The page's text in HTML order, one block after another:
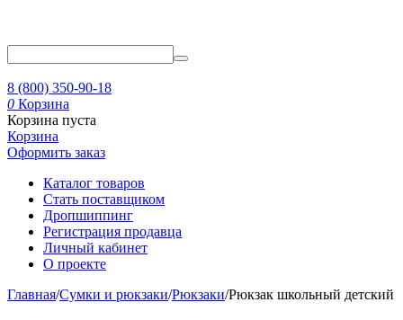
8 (800) 350-90-18
0 Корзина
Корзина пуста
Корзина
Оформить заказ
Каталог товаров
Стать поставщиком
Дропшиппинг
Регистрация продавца
Личный кабинет
О проекте
Главная/Сумки и рюкзаки/Рюкзаки/Рюкзак школьный детский